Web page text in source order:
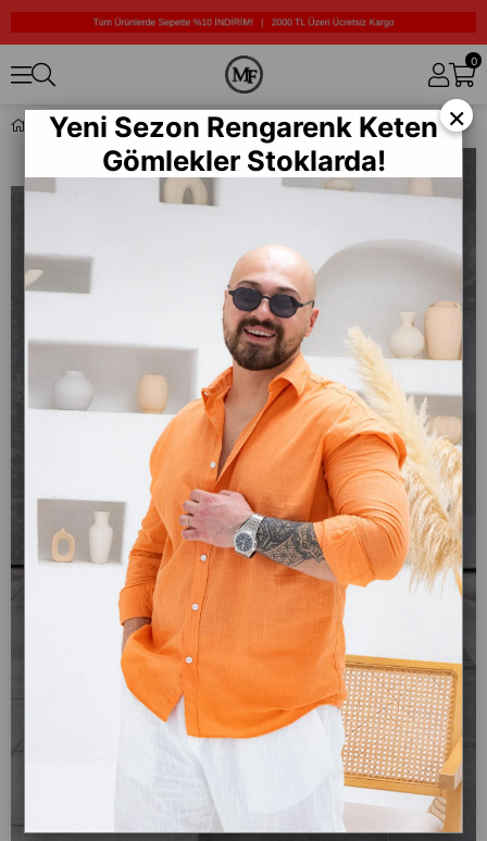
0
Baggy Kot Pantolon (KO17) ×
Yeni Sezon Rengarenk Keten
Gömlekler Stoklarda!